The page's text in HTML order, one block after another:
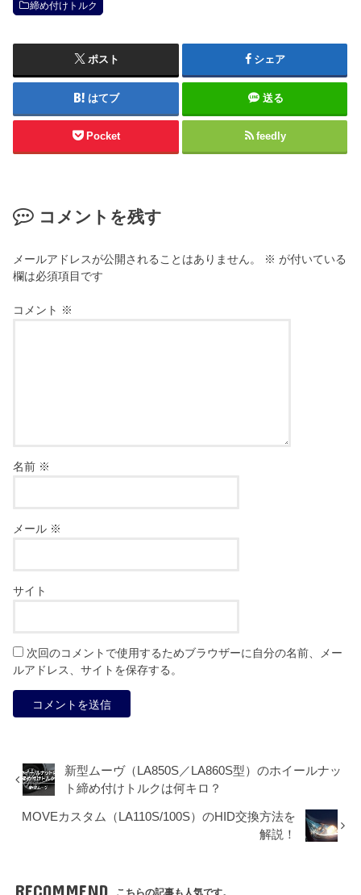
締め付けトルク
ポスト シェア
はてブ 送る
Pocket feedly
コメントを残す
メールアドレスが公開されることはありません。 ※ が付いている
欄は必須項目です
コメント ※
名前 ※
メール ※
サイト
次回のコメントで使用するためブラウザーに自分の名前、メー
ルアドレス、サイトを保存する。
新型ムーヴ（LA850S／LA860S型）のホイールナッ
ト締め付けトルクは何キロ？
MOVEカスタム（LA110S/100S）のHID交換方法を
解説！
RECOMMEND こちらの記事も人気です。